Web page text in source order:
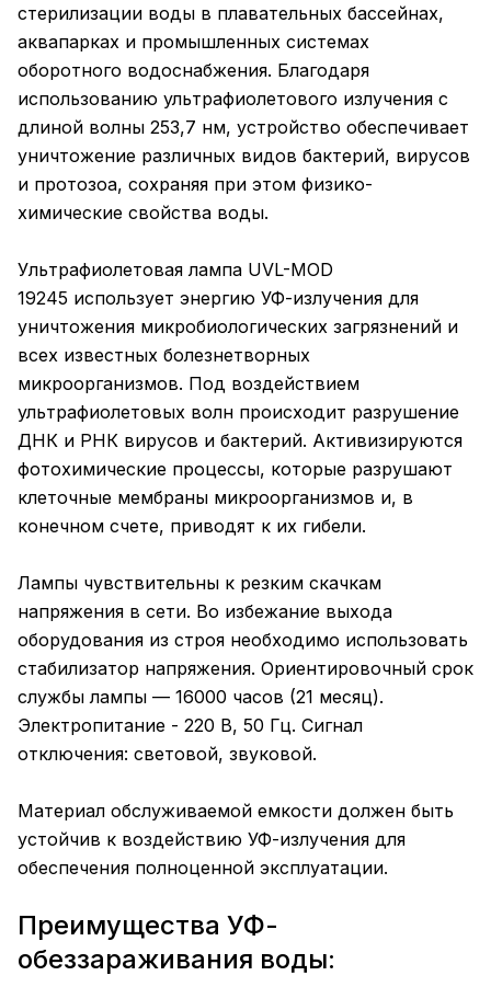
стерилизации воды в плавательных бассейнах,
аквапарках и промышленных системах
оборотного водоснабжения. Благодаря
использованию ультрафиолетового излучения с
длиной волны 253,7 нм, устройство обеспечивает
уничтожение различных видов бактерий, вирусов
и протозоа, сохраняя при этом физико-
химические свойства воды.
Ультрафиолетовая лампа UVL-MOD
19245 использует энергию УФ-излучения для
уничтожения микробиологических загрязнений и
всех известных болезнетворных
микроорганизмов. Под воздействием
ультрафиолетовых волн происходит разрушение
ДНК и РНК вирусов и бактерий. Активизируются
фотохимические процессы, которые разрушают
клеточные мембраны микроорганизмов и, в
конечном счете, приводят к их гибели.
Лампы чувствительны к резким скачкам
напряжения в сети. Во избежание выхода
оборудования из строя необходимо использовать
стабилизатор напряжения. Ориентировочный срок
службы лампы — 16000 часов (21 месяц).
Электропитание - 220 В, 50 Гц. Сигнал
отключения: световой, звуковой.
Материал обслуживаемой емкости должен быть
устойчив к воздействию УФ-излучения для
обеспечения полноценной эксплуатации.
Преимущества УФ-
обеззараживания воды: